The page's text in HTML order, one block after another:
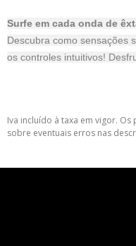
Surfe em cada onda de
Descubra como sensações
os controles intuitivos!
Iva incluído à taxa em vigor.
sobre eventuais erros nas